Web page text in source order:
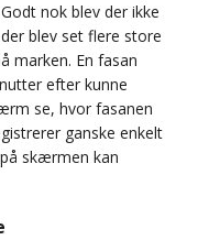
nok blev der ikke
blev set flere store
marken. En fasan
efter kunne
se, hvor fasanen
ganske enkelt
skærmen kan